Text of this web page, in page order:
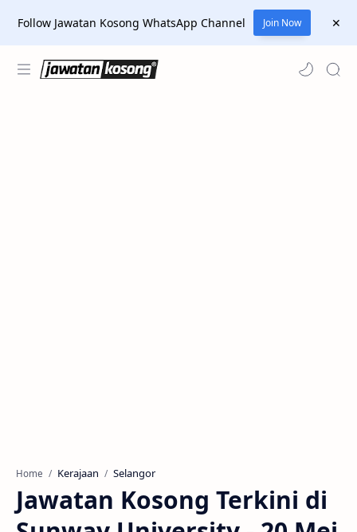
Follow Jawatan Kosong WhatsApp Channel Join Now
Home Kerajaan Selangor
Jawatan Kosong Terkini di